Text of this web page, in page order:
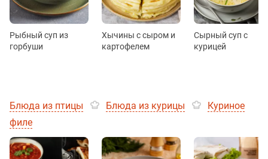
Рыбный суп из
горбуши
Хычины с сыром и
картофелем
Сырный суп с
курицей
Блюда из птицы Блюда из курицы
Куриное
филе